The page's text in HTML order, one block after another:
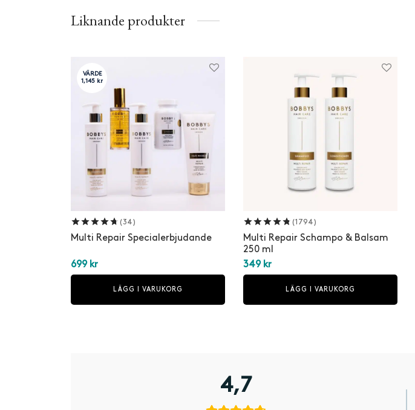
Liknande produkter
Betygsatt
(34)
VÄRDE
1,145 kr
Multi Repair Specialerbjudande
699 kr
LÄGG I VARUKORG
Betygsatt
(1794)
Multi Repair Schampo & Balsam
250 ml
349 kr
LÄGG I VARUKORG
4,7